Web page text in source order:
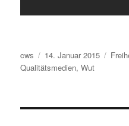
Autor
cws
Veröffentlicht
am
14. Januar 2015
Qualitätsmedien,Wut